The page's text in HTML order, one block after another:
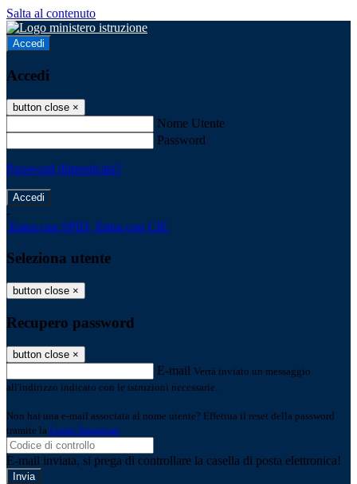
Salta al contenuto
Accedi
Accedi
button close ×
Nome Utente
Password
Password dimenticata?
-
Entra con SPID Entra con CIE
Seleziona utente
button close ×
Recupero password
button close ×
E-mail Verrà inviato un messaggio
all'indirizzo indicato con le istruzioni necessarie.
Non hai una e-mail associata al nome utente? Effettua il reset della password
tramite la Login Spaggiari
E-mail inviata, si prega di controllare la casella di posta elettronica!